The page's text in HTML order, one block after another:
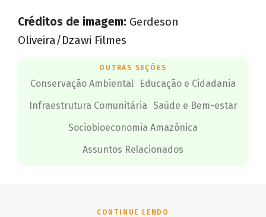
Créditos de imagem: Gerdeson
Oliveira/Dzawi Filmes
OUTRAS SEÇÕES
Conservação Ambiental
Educação e Cidadania
Infraestrutura Comunitária Saúde e Bem-estar
Sociobioeconomia Amazônica
Assuntos Relacionados
CONTINUE LENDO